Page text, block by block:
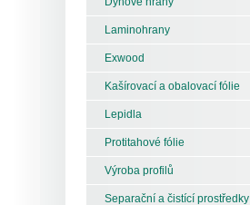
Laminohrany
Exwood
Kašírovací a obalovací fólie
Lepidla
Protitahové fólie
Výroba profilů
Separační a čistící prostředky